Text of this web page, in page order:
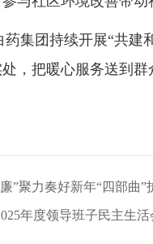
集团持续开展“共建
，把暖心服务送到
”聚力奏好新年“四部曲”
年度领导班子民主生活